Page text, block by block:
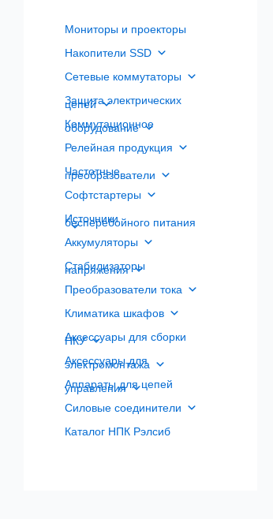
Мониторы и проекторы
Накопители SSD
Сетевые коммутаторы
Защита электрических
цепей
Коммутационное
оборудование
Релейная продукция
Частотные
преобразователи
Софтстартеры
Источники
бесперебойного питания
Аккумуляторы
Стабилизаторы
напряжения
Преобразователи тока
Климатика шкафов
Аксессуары для сборки
НКУ
Аксессуары для
электромонтажа
Аппараты для цепей
управления
Силовые соединители
Каталог НПК Рэлсиб